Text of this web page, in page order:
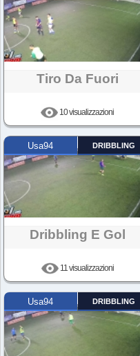
Tiro Da Fuori
10 visualizzazioni
Usa94 DRIBBLING
Dribbling E Gol
11 visualizzazioni
Usa94 DRIBBLING